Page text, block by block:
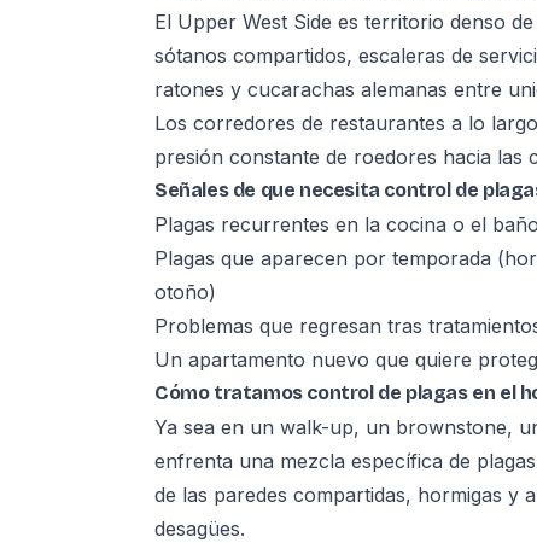
El Upper West Side es territorio denso
sótanos compartidos, escaleras de
ratones y cucarachas alemanas entre
Los corredores de restaurantes a lo
presión constante de roedores hacia las
Señales de que necesita control de
Plagas recurrentes en la cocina o el baño
Plagas que aparecen por temporada
otoño)
Problemas que regresan tras
Un apartamento nuevo que quiere
Cómo tratamos control de plagas en el
Ya sea en un walk-up, un brownstone,
enfrenta una mezcla específica de
de las paredes compartidas, hormigas y
desagües.